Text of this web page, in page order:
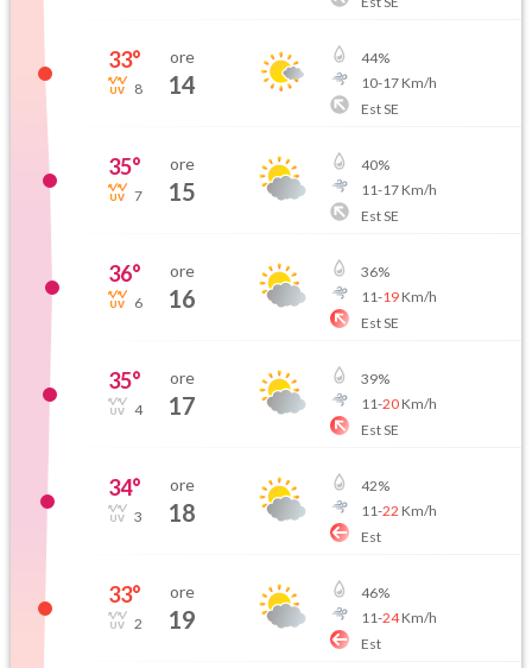
33°
8
ore
14
44%
10-17Km/h
Est SE
35°
7
ore
15
40%
11-17Km/h
Est SE
36°
6
ore
16
36%
11-19Km/h
Est SE
35°
4
ore
17
39%
11-20Km/h
Est SE
34°
3
ore
18
42%
11-22 Km/h
Est
33°
2
ore
19
46%
11-24Km/h
Est